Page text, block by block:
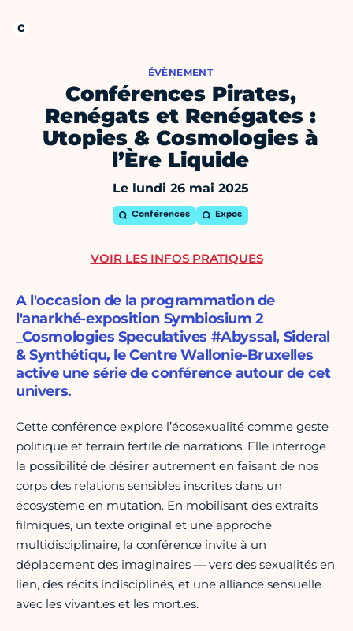
ÉVÈNEMENT
Conférences Pirates,
Renégats et Renégates :
Utopies & Cosmologies à
l’Ère Liquide
Le lundi 26 mai 2025
Conférences Expos
A l'occasion de la programmation de
l'anarkhé-exposition Symbiosium 2
_Cosmologies Speculatives #Abyssal, Sideral
& Synthétiqu, le Centre Wallonie-Bruxelles
active une série de conférence autour de cet
univers.
Cette conférence explore l’écosexualité comme geste
politique et terrain fertile de narrations. Elle interroge
la possibilité de désirer autrement en faisant de nos
corps des relations sensibles inscrites dans un
écosystème en mutation. En mobilisant des extraits
filmiques, un texte original et une approche
multidisciplinaire, la conférence invite à un
déplacement des imaginaires — vers des sexualités en
lien, des récits indisciplinés, et une alliance sensuelle
avec les vivant.es et les mort.es.
VOIR LES INFOS PRATIQUES